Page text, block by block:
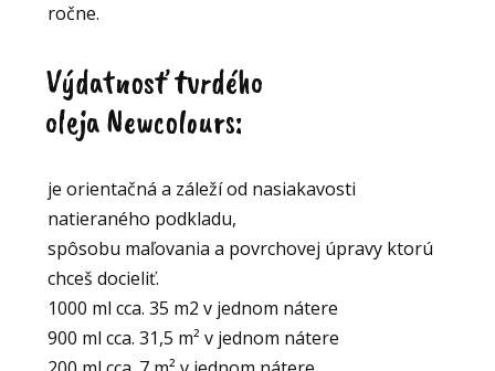
ročne.
Výdatnosť tvrdého
oleja Newcolours:
je orientačná a záleží od nasiakavosti
natieraného podkladu,
spôsobu maľovania a povrchovej úpravy ktorú
chceš docieliť.
1000 ml cca. 35 m2 v jednom nátere
900 ml cca. 31,5 m² v jednom nátere